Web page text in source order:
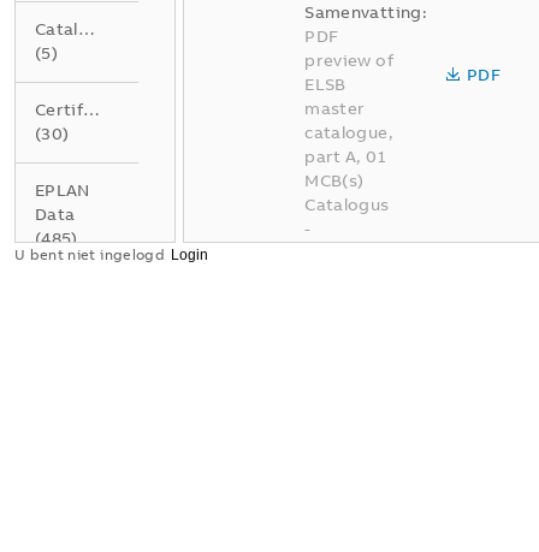
Catalogus
(5)
Certificaat
(30)
EPLAN
Data
(485)
Samenvatting:
PDF
preview of
ELSB
master
catalogue,
part A, 01
MCB(s)
Catalogus
-
PDF
U bent niet ingelogd